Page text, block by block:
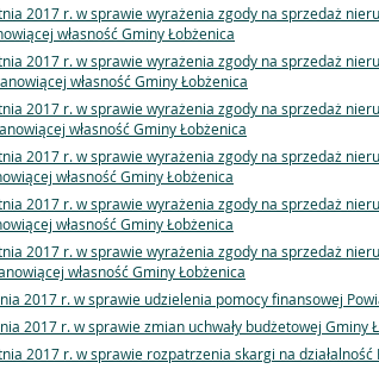
2017 r. w sprawie wyrażenia zgody na sprzedaż
własność Gminy Łobżenica
2017 r. w sprawie wyrażenia zgody na sprzedaż
własność Gminy Łobżenica
2017 r. w sprawie wyrażenia zgody na sprzedaż
własność Gminy Łobżenica
2017 r. w sprawie wyrażenia zgody na sprzedaż
własność Gminy Łobżenica
2017 r. w sprawie wyrażenia zgody na sprzedaż
własność Gminy Łobżenica
2017 r. w sprawie wyrażenia zgody na sprzedaż
własność Gminy Łobżenica
2017 r. w sprawie udzielenia pomocy finansowej
2017 r. w sprawie zmian uchwały budżetowej Gminy
2017 r. w sprawie rozpatrzenia skargi na